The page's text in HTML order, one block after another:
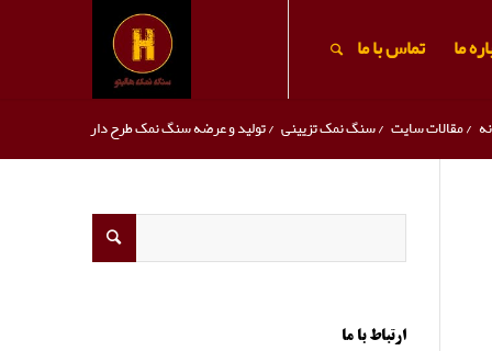
ما تماس با ما
/مقالات سایت /سنگ نمک تزیینی /تولید و عرضه سنگ نمک طرح دار
ارتباط با ما